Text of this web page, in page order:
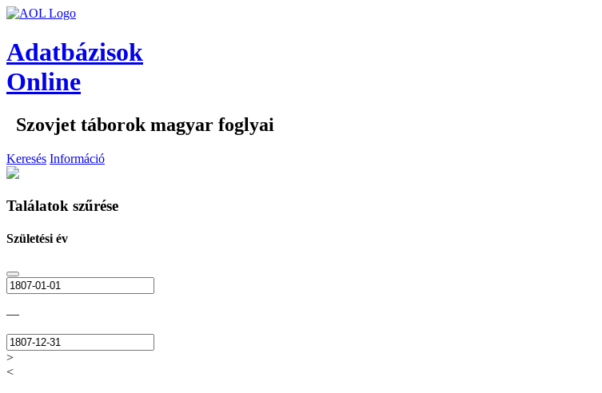
Adatbázisok
Online
Szovjet táborok magyar foglyai
Keresés Információ
Találatok szűrése
Születési év
—
>
<